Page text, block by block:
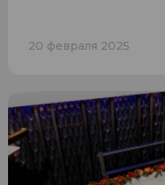
20 февраля 2025